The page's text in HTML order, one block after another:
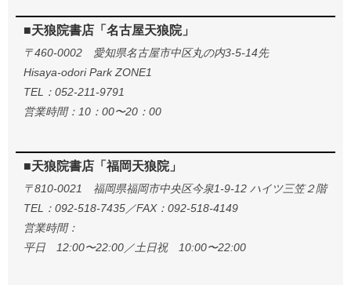
■天狼院書店「名古屋天狼院」
〒460-0002 愛知県名古屋市中区丸の内3-5-14先
Hisaya-odori Park ZONE1
TEL：052-211-9791
営業時間：10：00〜20：00
■天狼院書店「福岡天狼院」
〒810-0021 福岡県福岡市中央区今泉1-9-12 ハイツ三笠２階
TEL：092-518-7435／FAX：092-518-4149
営業時間：
平日 12:00〜22:00／土日祝 10:00〜22:00